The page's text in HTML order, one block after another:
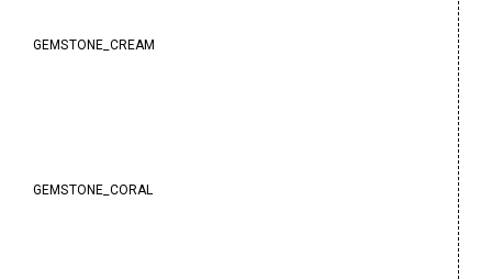
GEMSTONE_CREAM
GEMSTONE_CORAL